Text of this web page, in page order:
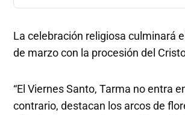
La celebración religiosa culminará
de marzo con la procesión del
“El Viernes Santo, Tarma no entra
contrario, destacan los arcos de